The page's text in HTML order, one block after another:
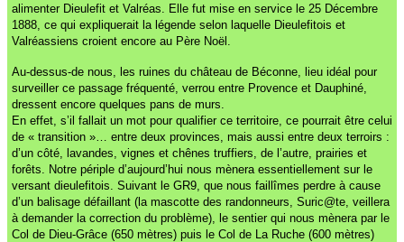
alimenter Dieulefit et Valréas. Elle fut mise en service le 25 Décembre
1888, ce qui expliquerait la légende selon laquelle Dieulefitois et
Valréassiens croient encore au Père Noël.
Au-dessus-de nous, les ruines du château de Béconne, lieu idéal pour
surveiller ce passage fréquenté, verrou entre Provence et Dauphiné,
dressent encore quelques pans de murs.
En effet, s’il fallait un mot pour qualifier ce territoire, ce pourrait être celui
de « transition »… entre deux provinces, mais aussi entre deux terroirs :
d’un côté, lavandes, vignes et chênes truffiers, de l’autre, prairies et
forêts. Notre périple d’aujourd’hui nous mènera essentiellement sur le
versant dieulefitois. Suivant le GR9, que nous faillîmes perdre à cause
d’un balisage défaillant (la mascotte des randonneurs, Suric@te, veillera
à demander la correction du problème), le sentier qui nous mènera par le
Col de Dieu-Grâce (650 mètres) puis le Col de La Ruche (600 mètres)